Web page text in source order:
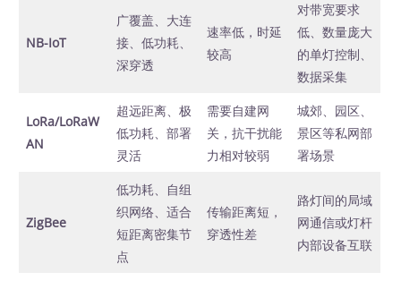
NB-IoT
广覆盖、大连
接、低功耗、
深穿透
速率低，时延
较高
对带宽要求
低、数量庞大
的单灯控制、
数据采集
LoRa/LoRaW
AN
超远距离、极
低功耗、部署
灵活
需要自建网
关，抗干扰能
力相对较弱
城郊、园区、
景区等私网部
署场景
ZigBee
低功耗、自组
织网络、适合
短距离密集节
点
传输距离短，
穿透性差
路灯间的局域
网通信或灯杆
内部设备互联